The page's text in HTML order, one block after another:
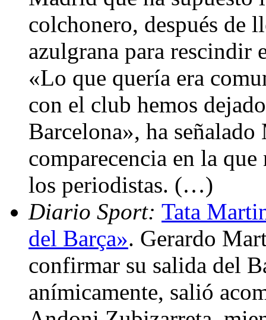
colchonero, después de
azulgrana para rescindir
«Lo que quería era
con el club hemos
Barcelona», ha
comparecencia en la
los periodistas. (…)
Diario Sport: Tata
del Barça». Gerardo
confirmar su salida del
anímicamente, salió